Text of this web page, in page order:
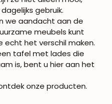
gebruik.
we aandacht aan de
meubels kunt
echt het verschil maken.
tafel met lades die
is, bent u hier aan het
onze producten.